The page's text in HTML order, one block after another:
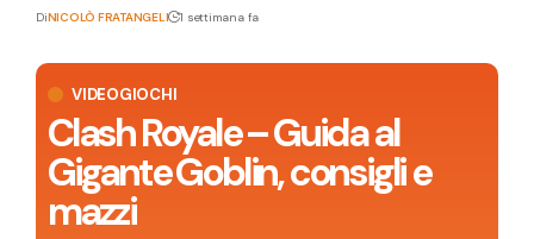
VIDEOGIOCHI
Clash Royale – Guida al
Gigante Goblin, consigli e
mazzi
DiNICOLÒ FRATANGELI 1 settimana fa